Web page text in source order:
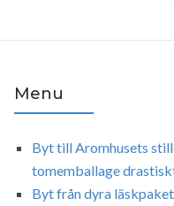
Menu
Byt till Aromhusets
tomemballage
Byt från dyra